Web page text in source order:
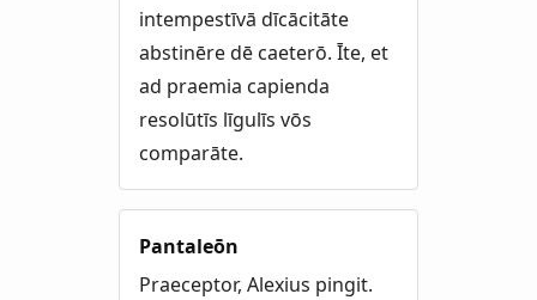
intempestīvā dīcācitāte
abstinēre dē caeterō. Īte, et
ad praemia capienda
resolūtīs līgulīs vōs
comparāte.
Pantaleōn
Praeceptor, Alexius pingit.